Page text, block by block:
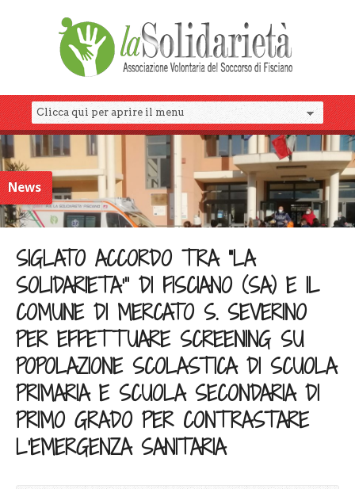
News
SIGLATO ACCORDO TRA “LA
SOLIDARIETA’” DI FISCIANO (SA) E IL
COMUNE DI MERCATO S. SEVERINO
PER EFFETTUARE SCREENING SU
POPOLAZIONE SCOLASTICA DI SCUOLA
PRIMARIA E SCUOLA SECONDARIA DI
PRIMO GRADO PER CONTRASTARE
L’EMERGENZA SANITARIA